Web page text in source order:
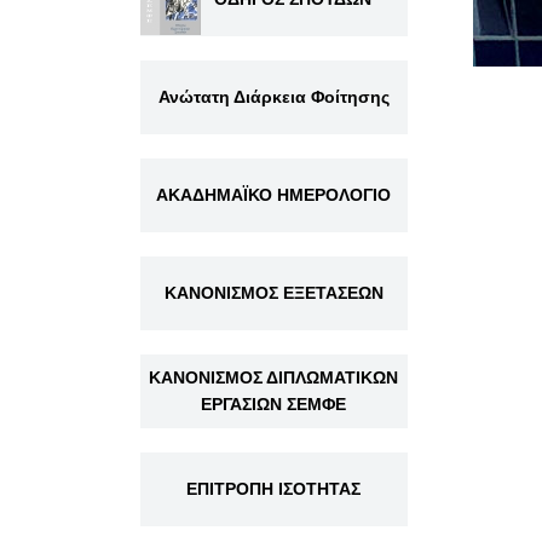
Ανώτατη Διάρκεια Φοίτησης
ΑΚΑΔΗΜΑΪΚΟ ΗΜΕΡΟΛΟΓΙΟ
ΚΑΝΟΝΙΣΜΟΣ ΕΞΕΤΑΣΕΩΝ
ΚΑΝΟΝΙΣΜΟΣ ΔΙΠΛΩΜΑΤΙΚΩΝ
ΕΡΓΑΣΙΩΝ ΣΕΜΦΕ
ΕΠΙΤΡΟΠΗ ΙΣΟΤΗΤΑΣ